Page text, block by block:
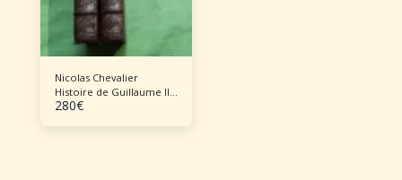
Nicolas Chevalier
Histoire de Guillaume III.
Roi de la Grande
280€